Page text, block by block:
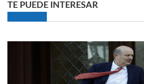
TE PUEDE INTERESAR